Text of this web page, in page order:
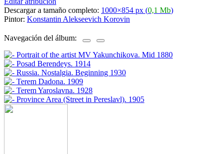
Descargar a tamaño completo: 1000×854 px (0,1 Mb)
Pintor: Konstantin Alekseevich Korovin
Navegación del álbum: